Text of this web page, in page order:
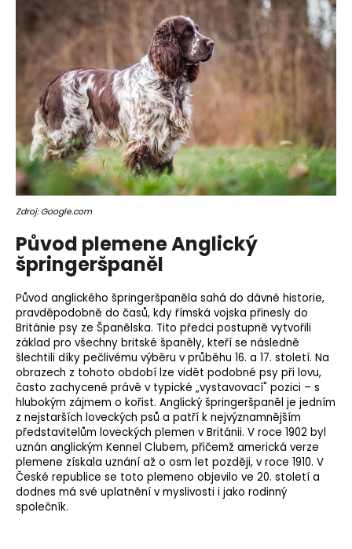
Zdroj: Google.com
Původ plemene Anglický
špringeršpaněl
Původ anglického špringeršpaněla sahá do dávné historie,
pravděpodobně do časů, kdy římská vojska přinesly do
Británie psy ze Španělska. Tito předci postupně vytvořili
základ pro všechny britské španěly, kteří se následně
šlechtili díky pečlivému výběru v průběhu 16. a 17. století. Na
obrazech z tohoto období lze vidět podobné psy při lovu,
často zachycené právě v typické „vystavovací" pozici – s
hlubokým zájmem o kořist. Anglický špringeršpaněl je jedním
z nejstarších loveckých psů a patří k nejvýznamnějším
představitelům loveckých plemen v Británii. V roce 1902 byl
uznán anglickým Kennel Clubem, přičemž americká verze
plemene získala uznání až o osm let později, v roce 1910. V
České republice se toto plemeno objevilo ve 20. století a
dodnes má své uplatnění v myslivosti i jako rodinný
společník.
HLEDAT
D
o
p
o
r
u
č
u
j
e
m
e